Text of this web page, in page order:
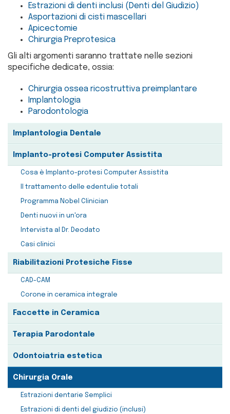
Implantologia Dentale
Implanto-protesi Computer Assistita
Cosa è Implanto-protesi Computer Assistita
Il trattamento delle edentulie totali
Programma Nobel Clinician
Denti nuovi in un'ora
Intervista al Dr. Deodato
Casi clinici
Riabilitazioni Protesiche Fisse
CAD-CAM
Corone in ceramica integrale
Faccette in Ceramica
Terapia Parodontale
Odontoiatria estetica
Chirurgia Orale
Estrazioni dentarie Semplici
Estrazioni di denti del giudizio (inclusi)
Estrazioni di denti inclusi (Denti del Giudizio)
Asportazioni di cisti mascellari
Apicectomie
Chirurgia Preprotesica
Gli alti argomenti saranno trattate nelle sezioni
specifiche dedicate, ossia:
Chirurgia ossea ricostruttiva preimplantare
Implantologia
Parodontologia